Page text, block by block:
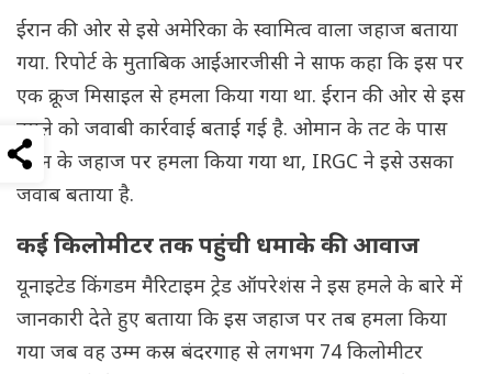
ईरान की ओर से इसे अमेरिका के स्वामित्व वाला जहाज बताया
गया. रिपोर्ट के मुताबिक आईआरजीसी ने साफ कहा कि इस पर
एक क्रूज मिसाइल से हमला किया गया था. ईरान की ओर से इस
हमले को जवाबी कार्रवाई बताई गई है. ओमान के तट के पास
ईरान के जहाज पर हमला किया गया था, IRGC ने इसे उसका
जवाब बताया है.
कई किलोमीटर तक पहुंची धमाके की आवाज
यूनाइटेड किंगडम मैरिटाइम ट्रेड ऑपरेशंस ने इस हमले के बारे में
जानकारी देते हुए बताया कि इस जहाज पर तब हमला किया
गया जब वह उम्म कस्र बंदरगाह से लगभग 74 किलोमीटर